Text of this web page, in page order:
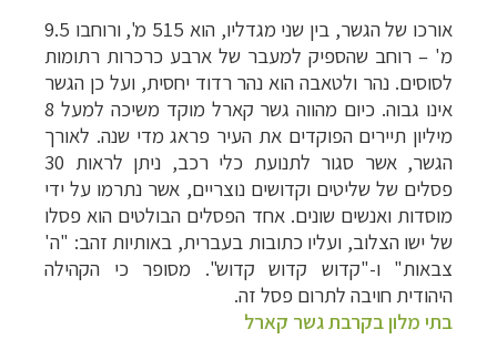
אורכו של הגשר, בין שני מגדליו, הוא 515 מ', ורוחבו 9.5
מ' – רוחב שהספיק למעבר של ארבע כרכרות רתומות
לסוסים. נהר ולטאבה הוא נהר רדוד יחסית, ועל כן הגשר
אינו גבוה. כיום מהווה גשר קארל מוקד משיכה למעל 8
מיליון תיירים הפוקדים את העיר פראג מדי שנה. לאורך
הגשר, אשר סגור לתנועת כלי רכב, ניתן לראות 30
פסלים של שליטים וקדושים נוצריים, אשר נתרמו על ידי
מוסדות ואנשים שונים. אחד הפסלים הבולטים הוא פסלו
של ישו הצלוב, ועליו כתובות בעברית, באותיות זהב: "ה'
צבאות" ו-"קדוש קדוש קדוש". מסופר כי הקהילה
היהודית חויבה לתרום פסל זה.
בתי מלון בקרבת גשר קארל